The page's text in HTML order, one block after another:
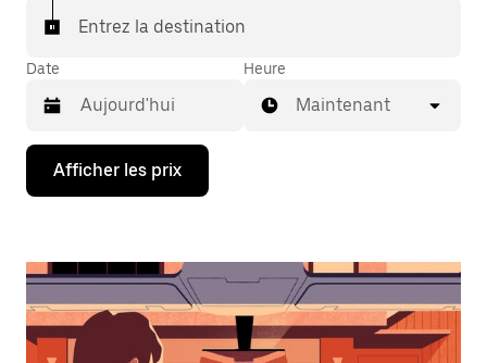
Entrez la destination
Date
Appuyez
la
bas
interagir
avec
Heure
Maintenant
Afficher les prix